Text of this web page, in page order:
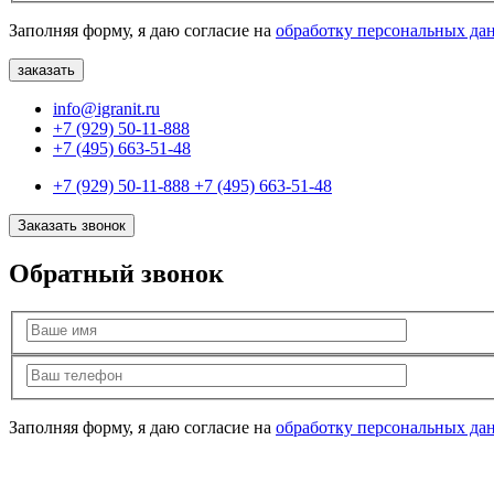
Заполняя форму, я даю согласие на обработку персональных
info@igranit.ru
+7 (929) 50-11-888
+7 (495) 663-51-48
+7 (929) 50-11-888 +7 (495) 663-51-48
Заказать звонок
Обратный звонок
Заполняя форму, я даю согласие на обработку персональных